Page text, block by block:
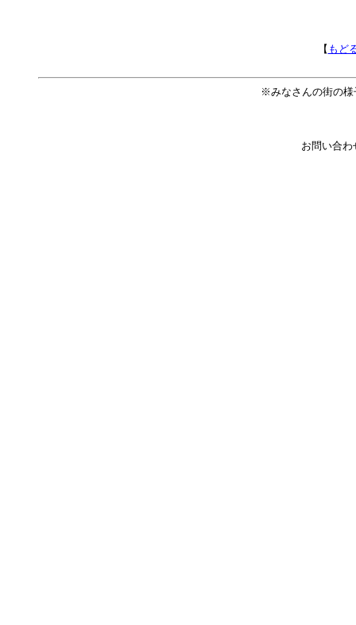
【 もど
※みなさんの街の様
お問い合わ